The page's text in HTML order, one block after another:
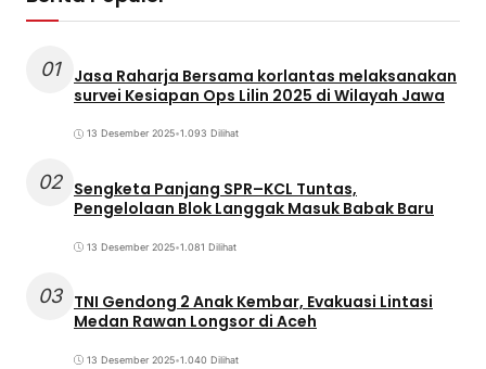
01
Jasa Raharja Bersama korlantas melaksanakan
survei Kesiapan Ops Lilin 2025 di Wilayah Jawa
13 Desember 2025•1.093 Dilihat
02 Sengketa Panjang SPR–KCL Tuntas,
Pengelolaan Blok Langgak Masuk Babak Baru
13 Desember 2025•1.081 Dilihat
03 TNI Gendong 2 Anak Kembar, Evakuasi Lintasi
Medan Rawan Longsor di Aceh
13 Desember 2025•1.040 Dilihat